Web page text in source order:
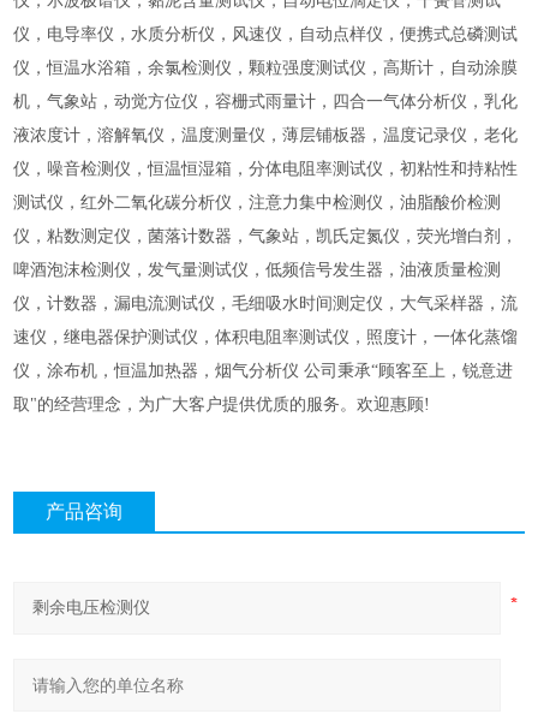
仪，电导率仪，水质分析仪，风速仪，自动点样仪，便携式总磷测试
仪，恒温水浴箱，余氯检测仪，颗粒强度测试仪，高斯计，自动涂膜
机，气象站，动觉方位仪，容栅式雨量计，四合一气体分析仪，乳化
液浓度计，溶解氧仪，温度测量仪，薄层铺板器，温度记录仪，老化
仪，噪音检测仪，恒温恒湿箱，分体电阻率测试仪，初粘性和持粘性
测试仪，红外二氧化碳分析仪，注意力集中检测仪，油脂酸价检测
仪，粘数测定仪，菌落计数器，气象站，凯氏定氮仪，荧光增白剂，
啤酒泡沫检测仪，发气量测试仪，低频信号发生器，油液质量检测
仪，计数器，漏电流测试仪，毛细吸水时间测定仪，大气采样器，流
速仪，继电器保护测试仪，体积电阻率测试仪，照度计，一体化蒸馏
仪，涂布机，恒温加热器，烟气分析仪 公司秉承“顾客至上，锐意进
取"的经营理念，为广大客户提供优质的服务。欢迎惠顾!
产品咨询